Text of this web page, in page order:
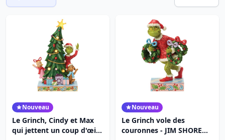
Nouveau
Le Grinch, Cindy et Max
qui jettent un coup d'œil
Nouveau
Le Grinch vole des
couronnes - JIM SHORE